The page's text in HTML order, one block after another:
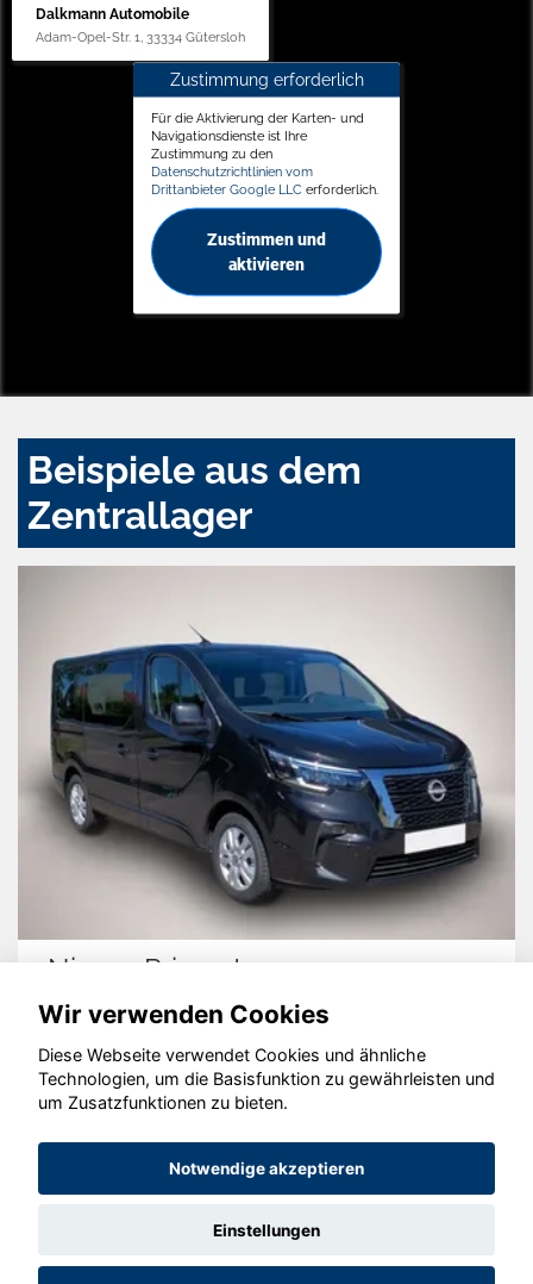
Dalkmann Automobile
Adam-Opel-Str. 1, 33334 Gütersloh
Zustimmung erforderlich
Für die Aktivierung der Karten- und
Navigationsdienste ist Ihre
Zustimmung zu den
Datenschutzrichtlinien vom
Drittanbieter Google LLC erforderlich.
Zustimmen und
aktivieren
Beispiele aus dem
Zentrallager
Nissan Primastar
© konjunkturmotor.de GmbH 2020 - 2026
Wir verwenden Cookies
Diese Webseite verwendet Cookies und ähnliche
Technologien, um die Basisfunktion zu gewährleisten und
um Zusatzfunktionen zu bieten.
Notwendige akzeptieren
Einstellungen